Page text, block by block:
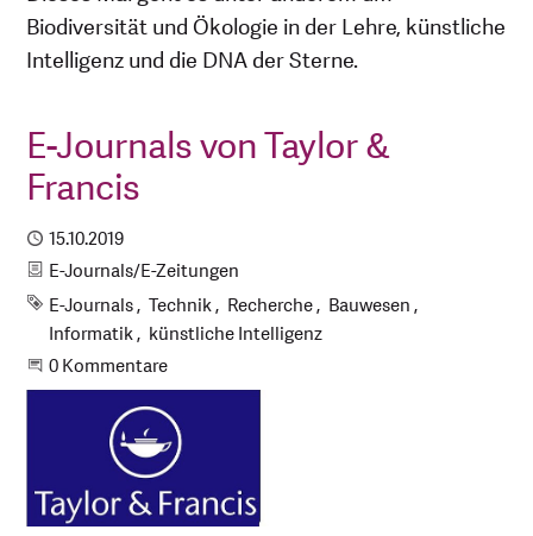
Biodiversität und Ökologie in der Lehre, künstliche
Intelligenz und die DNA der Sterne.
E-Journals von Taylor &
Francis
Publiziert
15.10.2019
Kategorie
E-Journals/E-Zeitungen
Schlagworte
E-Journals Technik Recherche
Bauwesen
Informatik
künstliche Intelligenz
Beginne eine Unterhaltung
0 Kommentare